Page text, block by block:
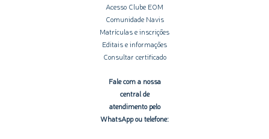
Acesso Clube EOM
Comunidade Navis
Matrículas e inscrições
Editais e informações
Consultar certificado
Fale com a nossa
central de
atendimento pelo
WhatsApp ou telefone: